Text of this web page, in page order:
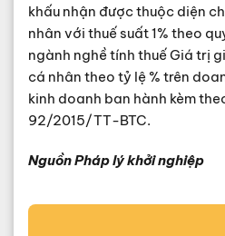
khấu nhận được thuộc diện
nhân với thuế suất 1% theo
ngành nghề tính thuế Giá trị
cá nhân theo tỷ lệ % trên
kinh doanh ban hành kèm
92/2015/TT-BTC.
Nguồn Pháp lý khởi nghiệp